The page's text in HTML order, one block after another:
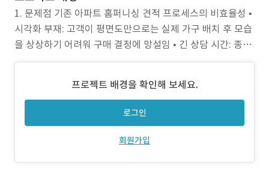
1. 문제점 기존 아파트 홈퍼니싱 견적 프로세스의 비효율성 •
시각화 부재: 고객이 평면도만으로는 실제 가구 배치 후 모습
을 상상하기 어려워 구매 결정에 망설임 • 긴 상담 시간: 종이
카탈로그와 2D 도면으로 진행되는 상담이 평균 1~2시간 소
변경 시마다 수동으로 재계산해야 해 실시간 비교가 불가능
프로젝트 배경을 확인해 보세요.
로그인
회원가입